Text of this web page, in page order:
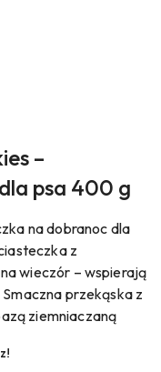
–
psa 400 g
na dobranoc dla
z
wieczór – wspierają
przekąska z
ziemniaczaną